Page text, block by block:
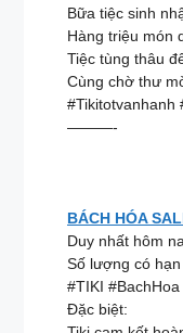
Bữa tiệc sinh
Hàng triệu món
Tiệc tùng thâu
Cùng chờ thư
#Tikitotvanhanh
———-
BÁCH HÓA
Duy nhất hôm
Số lượng có
#TIKI
Đặc biệt: